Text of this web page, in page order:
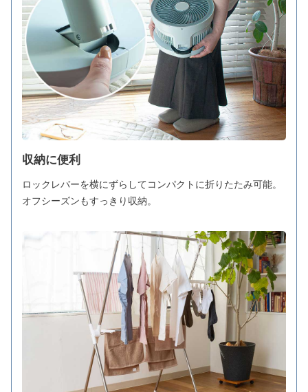
収納に便利
ロックレバーを横にずらしてコンパクトに折りたたみ可能。
オフシーズンもすっきり収納。